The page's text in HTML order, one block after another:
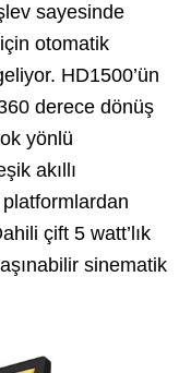
sayesinde
otomatik
HD1500’ün
derece dönüş
yönlü
akıllı
çift 5 watt’lık
sinematik